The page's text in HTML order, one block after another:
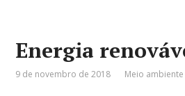
Energia
9 de novembro de 2018 Meio ambiente